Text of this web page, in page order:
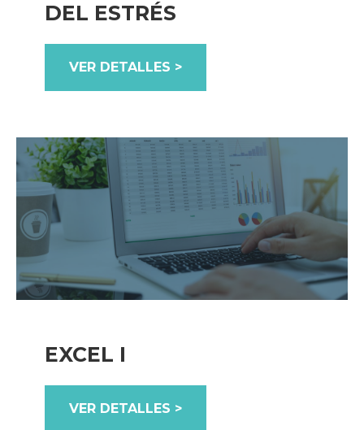
DEL ESTRÉS
VER DETALLES >
EXCEL I
VER DETALLES >